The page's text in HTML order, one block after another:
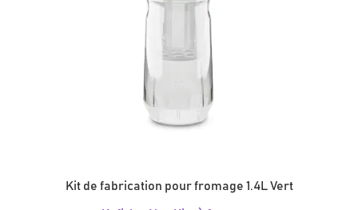
Kit de fabrication pour fromage 1.4L Vert